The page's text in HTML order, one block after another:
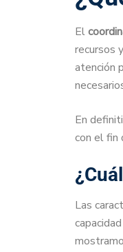
El
recursos
atención
En
con el fin
Las